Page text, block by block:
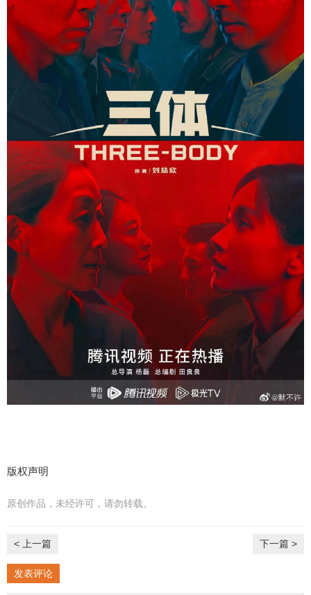
版权声明
原创作品，未经许可，请勿转载。
< 上一篇 下一篇 >
发表评论